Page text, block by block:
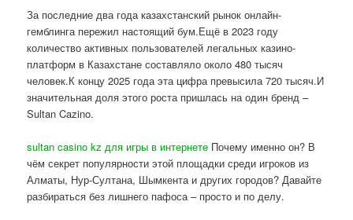
За последние два года казахстанский рынок онлайн-
гемблинга пережил настоящий бум.Ещё в 2023 году
количество активных пользователей легальных казино-
платформ в Казахстане составляло около 480 тысяч
человек.К концу 2025 года эта цифра превысила 720 тысяч.И
значительная доля этого роста пришлась на один бренд –
Sultan Cazino.
sultan casino kz для игры в интернете Почему именно он? В
чём секрет популярности этой площадки среди игроков из
Алматы, Нур-Султана, Шымкента и других городов? Давайте
разбираться без лишнего пафоса – просто и по делу.